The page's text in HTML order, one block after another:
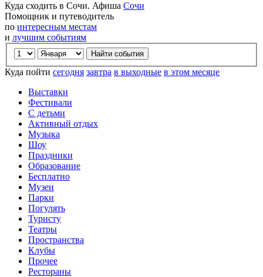
Куда сходить в Сочи. Афиша Сочи
Помощник и путеводитель
по интересным местам
и лучшим событиям
Куда пойти сегодня завтра в выходные в этом месяце
Выставки
Фестивали
С детьми
Активный отдых
Музыка
Шоу
Праздники
Образование
Бесплатно
Музеи
Парки
Погулять
Туристу
Театры
Пространства
Клубы
Прочее
Рестораны